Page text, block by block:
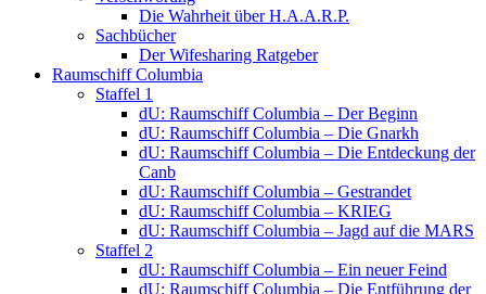
Die Wahrheit über H.A.A.R.P.
Sachbücher
Der Wifesharing Ratgeber
Raumschiff Columbia
Staffel 1
dU: Raumschiff Columbia – Der Beginn
dU: Raumschiff Columbia – Die Gnarkh
dU: Raumschiff Columbia – Die Entdeckung der
Canb
dU: Raumschiff Columbia – Gestrandet
dU: Raumschiff Columbia – KRIEG
dU: Raumschiff Columbia – Jagd auf die MARS
Staffel 2
dU: Raumschiff Columbia – Ein neuer Feind
dU: Raumschiff Columbia – Die Entführung der